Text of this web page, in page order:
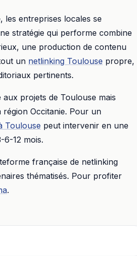
, les entreprises locales se
stratégie qui performe combine
une production de contenu
un netlinking Toulouse propre,
pertinents.
aux projets de Toulouse mais
région Occitanie. Pour un
Toulouse peut intervenir en une
12 mois.
française de netlinking
thématisés. Pour profiter
.